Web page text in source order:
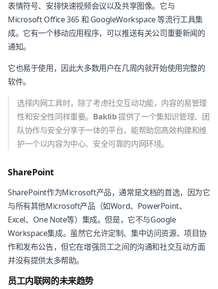
表情符号、安排快速视频会议以及共享图像。它与
Microsoft Office 365 和 GoogleWorkspace 等流行工具集
成。它有一个移动应用程序，可以推送有关公司重要新闻的
通知。
它也易于使用，因此大多数用户在几周内就开始使用完整的
软件。
选择内网工具时，除了考虑社交互动功能，内容的易管理
性和安全性同样重要。 Baklib提供了一个集知识管理、团
队协作与安全分享于一体的平台，能帮助您高效构建和维
护一个以内容为中心、安全可靠的内网环境。
SharePoint
SharePoint作为Microsoft产品，通常是文档的首选，因为它
与所有其他Microsoft产品（如Word、PowerPoint、
Excel、One Note等）集成。但是，它不与Google
Workspace集成。虽然它允许定制、集中访问资源、项目协
作和发布公告，但它在增强员工之间的沟通和社交互动方面
并没有提供太多帮助。
员工内联网的未来趋势